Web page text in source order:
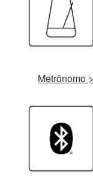
Metrônomo >